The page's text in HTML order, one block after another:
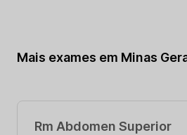
Mais exames em Minas
Rm Abdomen Superior